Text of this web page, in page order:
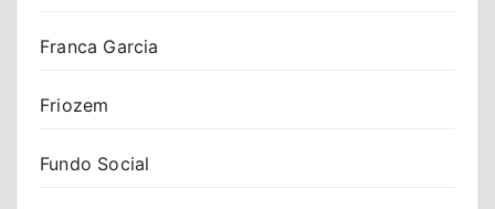
Franca Garcia
Friozem
Fundo Social